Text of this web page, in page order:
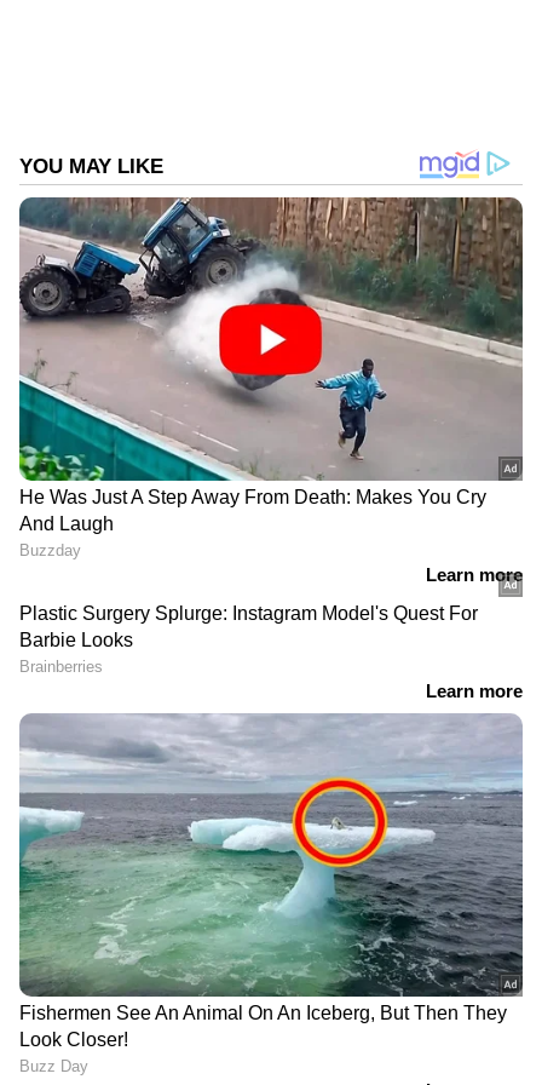
Related Articles
'നമ്മളാണ് ഏറ്റവും വൃത്തിഹീനമായ രാജ്യം'',
ഇന്ത്യയെയും ശ്രീലങ്കയെയും താരതമ്യം
ചെയ്ത യുവതിയുടെ വീഡിയോ വൈറൽ
'487 പുരുഷന്മാരെ വരെ താനെണ്ണി, പിന്നെ
നിർത്തി'; യുവതിയുടെ വെളിപ്പെടുത്തൽ,
കൊടുംക്രൂരത, ഫ്ര‍ഞ്ച് ബാങ്കർക്ക് 25
വർഷം തടവ്
DOWNLOAD APP
RECOMMENDED STORIES